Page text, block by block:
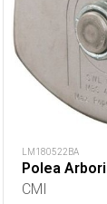
LM180522BA
Polea
CMI